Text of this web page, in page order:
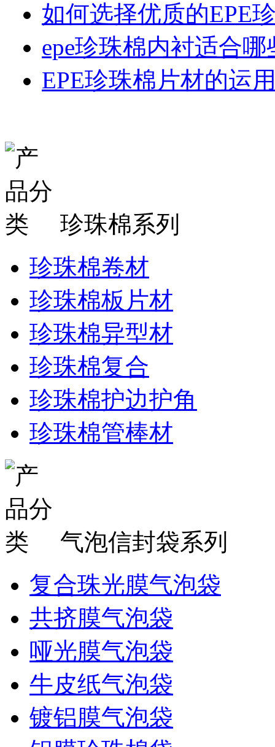
如何选择优质的EPE
epe珍珠棉内衬适合
EPE珍珠棉片材的运
珍珠棉系列
珍珠棉卷材
珍珠棉板片材
珍珠棉异型材
珍珠棉复合
珍珠棉护边护角
珍珠棉管棒材
气泡信封袋系列
复合珠光膜气泡袋
共挤膜气泡袋
哑光膜气泡袋
牛皮纸气泡袋
镀铝膜气泡袋